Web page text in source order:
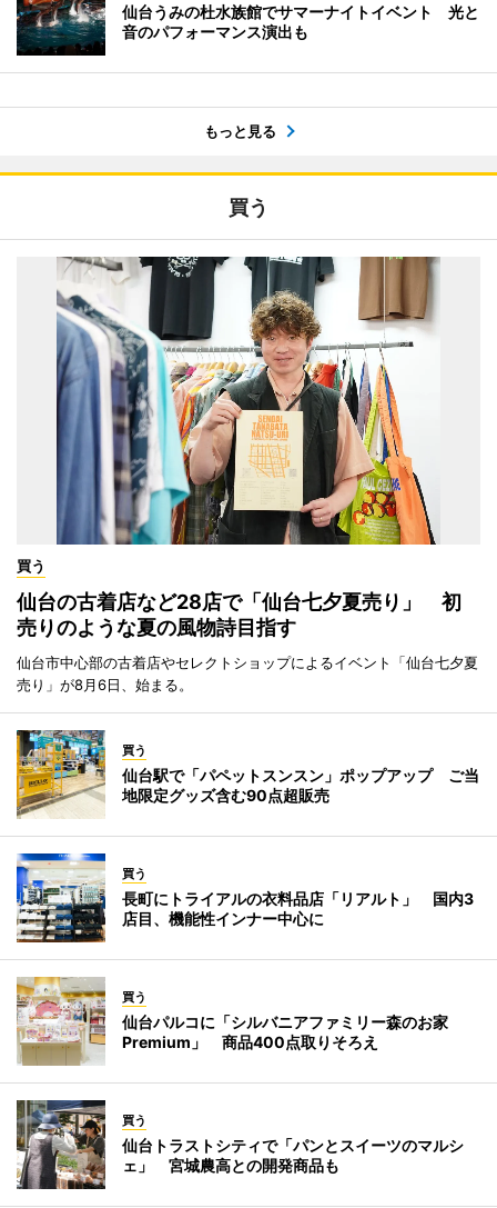
仙台うみの杜水族館でサマーナイトイベント 光と
音のパフォーマンス演出も
もっと見る
買う
買う
仙台の古着店など28店で「仙台七夕夏売り」 初
売りのような夏の風物詩目指す
仙台市中心部の古着店やセレクトショップによるイベント「仙台七夕夏
売り」が8月6日、始まる。
買う
仙台駅で「パペットスンスン」ポップアップ ご当
地限定グッズ含む90点超販売
買う
長町にトライアルの衣料品店「リアルト」 国内3
店目、機能性インナー中心に
買う
仙台パルコに「シルバニアファミリー森のお家
Premium」 商品400点取りそろえ
買う
仙台トラストシティで「パンとスイーツのマルシ
ェ」 宮城農高との開発商品も